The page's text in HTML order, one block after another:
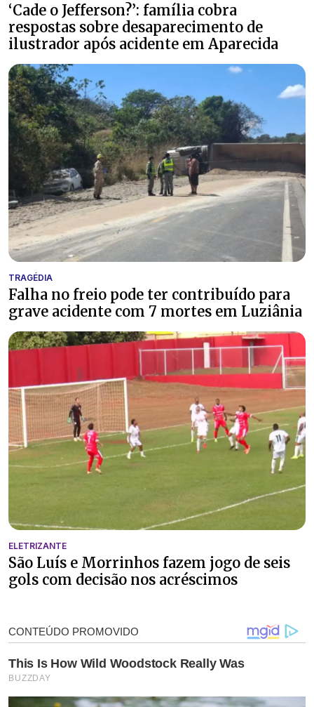
‘Cade o Jefferson?’: família cobra
respostas sobre desaparecimento de
ilustrador após acidente em Aparecida
TRAGÉDIA
Falha no freio pode ter contribuído para
grave acidente com 7 mortes em Luziânia
ELETRIZANTE
São Luís e Morrinhos fazem jogo de seis
gols com decisão nos acréscimos